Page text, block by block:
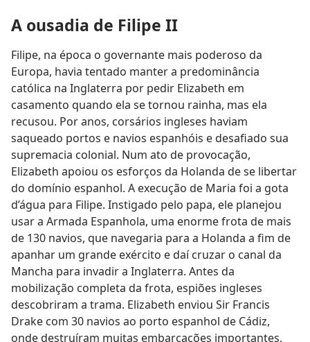
A ousadia de Filipe II
Filipe, na época o governante mais poderoso da
Europa, havia tentado manter a predominância
católica na Inglaterra por pedir Elizabeth em
casamento quando ela se tornou rainha, mas ela
recusou. Por anos, corsários ingleses haviam
saqueado portos e navios espanhóis e desafiado sua
supremacia colonial. Num ato de provocação,
Elizabeth apoiou os esforços da Holanda de se libertar
do domínio espanhol. A execução de Maria foi a gota
d’água para Filipe. Instigado pelo papa, ele planejou
usar a Armada Espanhola, uma enorme frota de mais
de 130 navios, que navegaria para a Holanda a fim de
apanhar um grande exército e daí cruzar o canal da
Mancha para invadir a Inglaterra. Antes da
mobilização completa da frota, espiões ingleses
descobriram a trama. Elizabeth enviou Sir Francis
Drake com 30 navios ao porto espanhol de Cádiz,
onde destruíram muitas embarcações importantes,